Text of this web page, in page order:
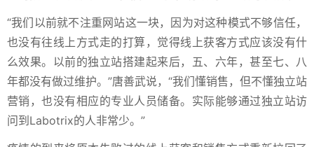
“我们以前就不注重网站这一块，因为对这种模式不够信任，
也没有往线上方式走的打算，觉得线上获客方式应该没有什
么效果。以前的独立站搭建起来后，五、六年，甚至七、八
年都没有做过维护。”唐善武说，“我们懂销售，但不懂独立站
营销，也没有相应的专业人员储备。实际能够通过独立站访
问到Labotrix的人非常少。”